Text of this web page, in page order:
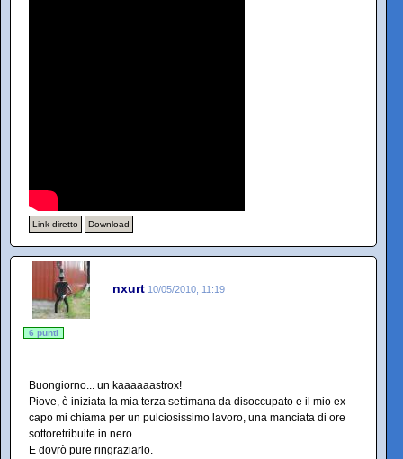
Link diretto Download
nxurt 10/05/2010, 11:19
6 punti
Buongiorno... un kaaaaaastrox!
Piove, è iniziata la mia terza settimana da disoccupato e il mio ex
capo mi chiama per un pulciosissimo lavoro, una manciata di ore
sottoretribuite in nero.
E dovrò pure ringraziarlo.